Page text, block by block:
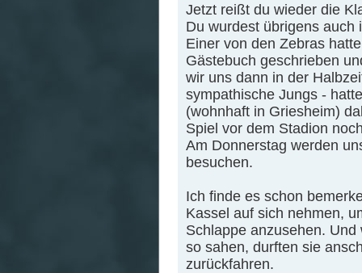
Jetzt reißt du wieder die
Du wurdest übrigens auch
Einer von den Zebras
Gästebuch geschrieben
wir uns dann in der
sympathische Jungs -
(wohnhaft in Griesheim)
Spiel vor dem Stadion
Am Donnerstag werden
besuchen.
Ich finde es schon
Kassel auf sich nehmen,
Schlappe anzusehen.
so sahen, durften sie
zurückfahren.